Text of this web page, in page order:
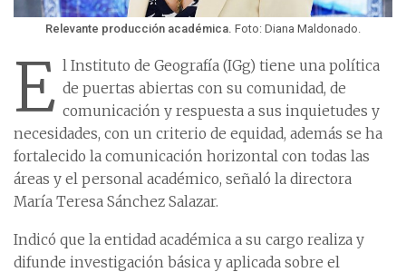
Relevante producción académica. Foto: Diana Maldonado.
E l Instituto de Geografía (IGg) tiene una política
de puertas abiertas con su comunidad, de
comunicación y respuesta a sus inquietudes y
necesidades, con un criterio de equidad, además se ha
fortalecido la comunicación horizontal con todas las
áreas y el personal académico, señaló la directora
María Teresa Sánchez Salazar.
Indicó que la entidad académica a su cargo realiza y
difunde investigación básica y aplicada sobre el